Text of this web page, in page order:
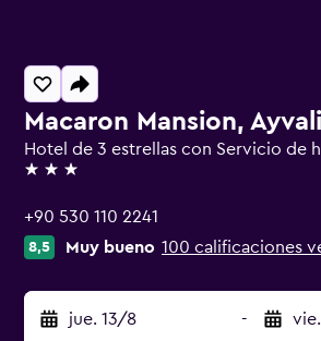
Macaron Mansion,
Hotel de 3 estrellas con Servicio de
3 estrellas
+90 530 110 2241
8,5 Muy bueno 100 calificaciones
jue. 13/8 -